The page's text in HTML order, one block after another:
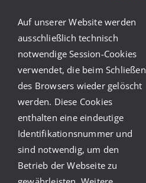
Auf unserer Website werden
ausschließlich technisch
notwendige Session-Cookies
verwendet, die beim Schließen
des Browsers wieder gelöscht
werden. Diese Cookies
enthalten eine eindeutige
Identifikationsnummer und
sind notwendig, um den
Betrieb der Webseite zu